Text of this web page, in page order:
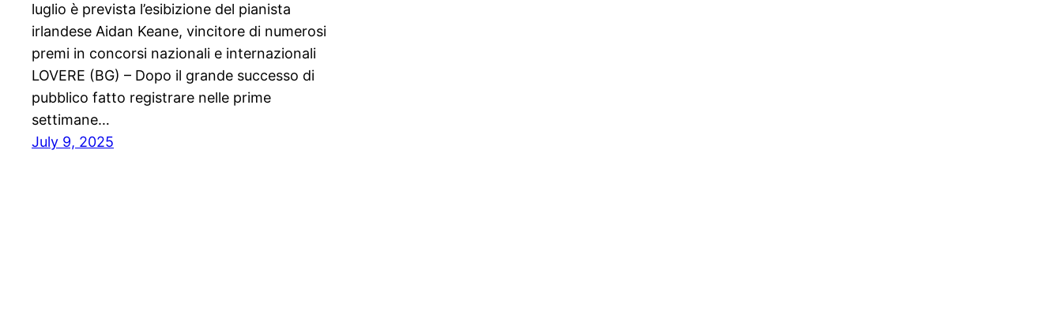
luglio è prevista l’esibizione del pianista
irlandese Aidan Keane, vincitore di numerosi
premi in concorsi nazionali e internazionali
LOVERE (BG) – Dopo il grande successo di
pubblico fatto registrare nelle prime
settimane…
July 9, 2025